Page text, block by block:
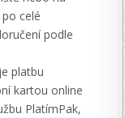
celé
podle
platbu
kartou online
PlatímPak,